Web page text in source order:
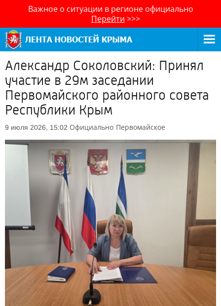
Важное о ситуации в регионе официально
Перейти >>>
Александр Соколовский: Принял
участие в 29м заседании
Первомайского районного совета
Республики Крым
9 июля 2026, 15:02 Официально Первомайское